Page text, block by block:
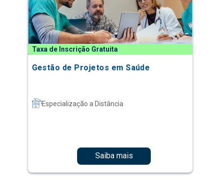
Taxa de Inscrição Gratuita
Gestão de Projetos em Saúde
Especialização a Distância
Saiba mais